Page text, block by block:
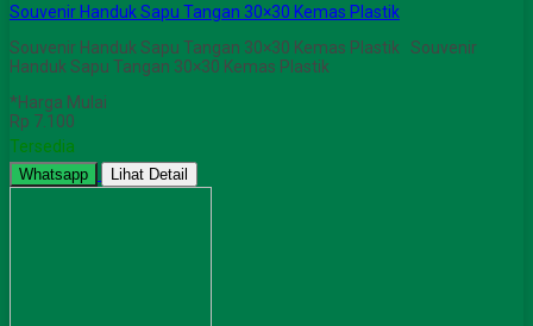
Souvenir Handuk Sapu Tangan 30×30 Kemas Plastik
Souvenir Handuk Sapu Tangan 30×30 Kemas Plastik Souvenir
Handuk Sapu Tangan 30×30 Kemas Plastik
*Harga Mulai
Rp 7.100
Tersedia
Whatsapp Lihat Detail